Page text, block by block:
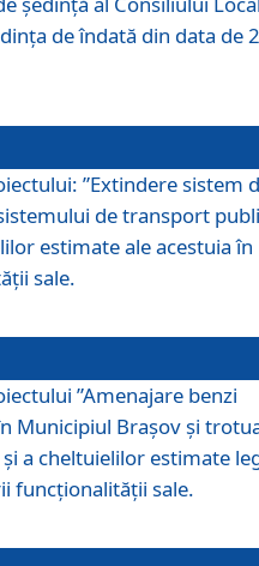
de îndată din data de
”Extindere sistem
de transport
estimate ale acestuia în
sale.
”Amenajare benzi
Municipiul Brașov şi
a cheltuielilor estimate
funcționalității sale.